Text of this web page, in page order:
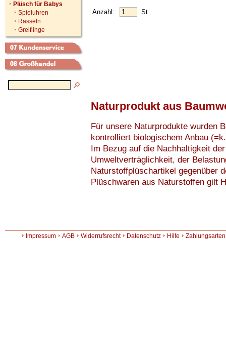
Plüsch für Babys
Spieluhren
Rasseln
Greiflinge
Anzahl: St
Naturprodukt aus
Für unsere Naturprodukte wurden
kontrolliert biologischem Anbau
Im Bezug auf die Nachhaltigkeit
Umweltverträglichkeit, der
Naturstoffplüschartikel gegenüber
Plüschwaren aus Naturstoffen gilt
Impressum AGB Widerrufsrecht Datenschutz Hilfe Zahlungsarten